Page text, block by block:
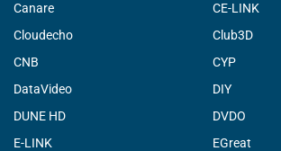
Canare
CE-LINK
Cloudecho
Club3D
CNB
CYP
DataVideo
DIY
DUNE HD
DVDO
E-LINK
EGreat